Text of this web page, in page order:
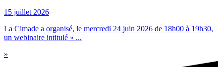
15 juillet 2026
La Cimade a organisé, le mercredi 24 juin 2026 de 18h00 à 19h30,
un webinaire intitulé « ...
»